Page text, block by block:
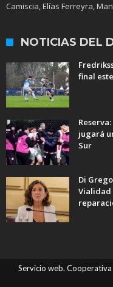
Camiscia, Elías Ferreyra,
NOTICIAS DEL
final
jugará
Sur
Di
Vialidad
Servicio web. Cooperativa